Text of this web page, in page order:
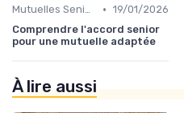
Mutuelles Seniors • 19/01/2026
Comprendre l'accord senior
pour une mutuelle adaptée
À lire aussi